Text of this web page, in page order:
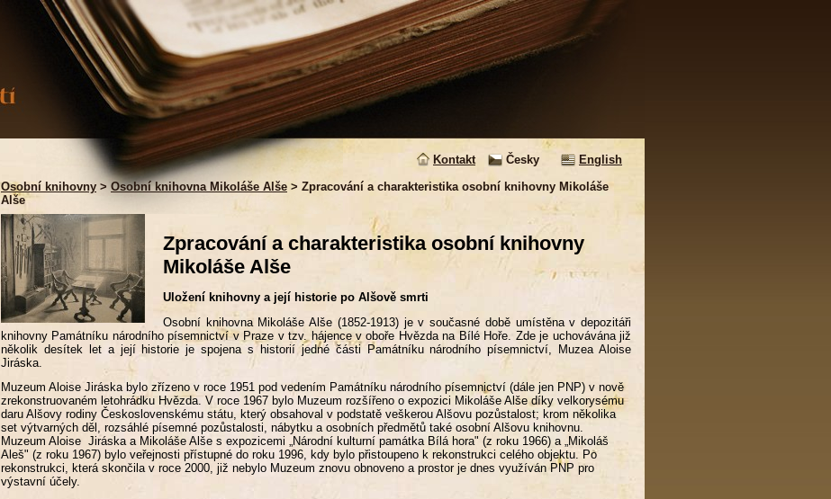
Kontakt Česky
English
Osobní knihovny > Osobní knihovna Mikoláše Alše > Zpracování a charakteristika osobní knihovny Mikoláše
Alše
Zpracování a charakteristika osobní knihovny
Mikoláše Alše
Uložení knihovny a její historie po Alšově smrti
Osobní knihovna Mikoláše Alše (1852-1913) je v současné době umístěna v depozitáři
knihovny Památníku národního písemnictví v Praze v tzv. hájence v oboře Hvězda na Bílé Hoře. Zde je uchovávána již
několik desítek let a její historie je spojena s historií jedné části Památníku národního písemnictví, Muzea Aloise
Jiráska.
Muzeum Aloise Jiráska bylo zřízeno v roce 1951 pod vedením Památníku národního písemnictví (dále jen PNP) v nově
zrekonstruovaném letohrádku Hvězda. V roce 1967 bylo Muzeum rozšířeno o expozici Mikoláše Alše díky velkorysému
daru Alšovy rodiny Československému státu, který obsahoval v podstatě veškerou Alšovu pozůstalost; krom několika
set výtvarných děl, rozsáhlé písemné pozůstalosti, nábytku a osobních předmětů také osobní Alšovu knihovnu.
Muzeum Aloise Jiráska a Mikoláše Alše s expozicemi „Národní kulturní památka Bílá hora" (z roku 1966) a „Mikoláš
Aleš" (z roku 1967) bylo veřejnosti přístupné do roku 1996, kdy bylo přistoupeno k rekonstrukci celého objektu. Po
rekonstrukci, která skončila v roce 2000, již nebylo Muzeum znovu obnoveno a prostor je dnes využíván PNP pro
výstavní účely.